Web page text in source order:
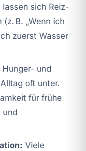
sich Reiz-
B. „Wenn ich
zuerst Wasser
Hunger- und
oft unter.
für frühe
und
Viele